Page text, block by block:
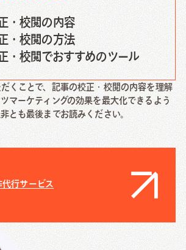
・校閲の内容
・校閲の方法
・校閲でおすすめのツール
くことで、記事の校正・校閲の内容を理解
マーケティングの効果を最大化できるよう
とも最後までお読みください。
行サービス